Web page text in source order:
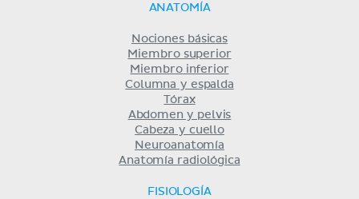
ANATOMÍA
Nociones básicas
Miembro superior
Miembro inferior
Columna y espalda
Tórax
Abdomen y pelvis
Cabeza y cuello
Neuroanatomía
Anatomía radiológica
FISIOLOGÍA